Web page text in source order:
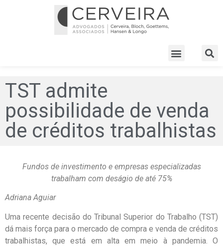
TST admite
possibilidade de venda
de créditos trabalhistas
Fundos de investimento e empresas especializadas
trabalham com deságio de até 75%
Adriana Aguiar
Uma recente decisão do Tribunal Superior do Trabalho (TST)
dá mais força para o mercado de compra e venda de créditos
trabalhistas, que está em alta em meio à pandemia. O